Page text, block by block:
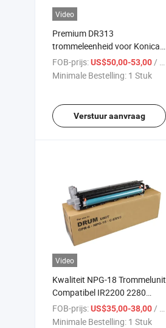
Video
Premium DR313
trommeleenheid voor Konica
Minolta Bizhub C258 C368
C458 C558
FOB-prijs:US$50,00-53,00/ Stuk
Minimale Bestelling: 1 Stuk
Verstuur aanvraag
Video
Kwaliteit NPG-18 Trommelunit
Compatibel IR2200 2280
3300 3320 voor Canon Copier
FOB-prijs:US$35,00-38,00 / Stuk
Minimale Bestelling: 1 Stuk